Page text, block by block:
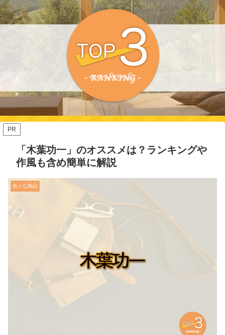
PR
「木葉功一」のオススメは？ランキングや
作風も含め簡単に解説
色々な商品